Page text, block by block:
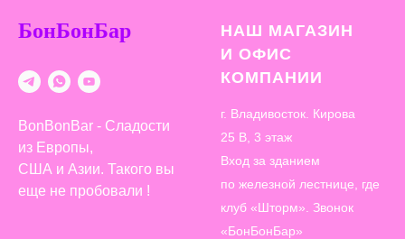
БонБонБар
BonBonBar - Сладости
из Европы,
США и Азии. Такого вы
еще не пробовали !
НАШ МАГАЗИН
И ОФИС
КОМПАНИИ
г. Владивосток. Кирова
25 В, 3 этаж
Вход за зданием
по железной лестнице, где
клуб «Шторм». Звонок
«БонБонБар»